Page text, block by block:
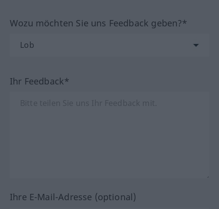
Wozu möchten Sie uns Feedback geben?*
Ihr Feedback*
Ihre E-Mail-Adresse (optional)